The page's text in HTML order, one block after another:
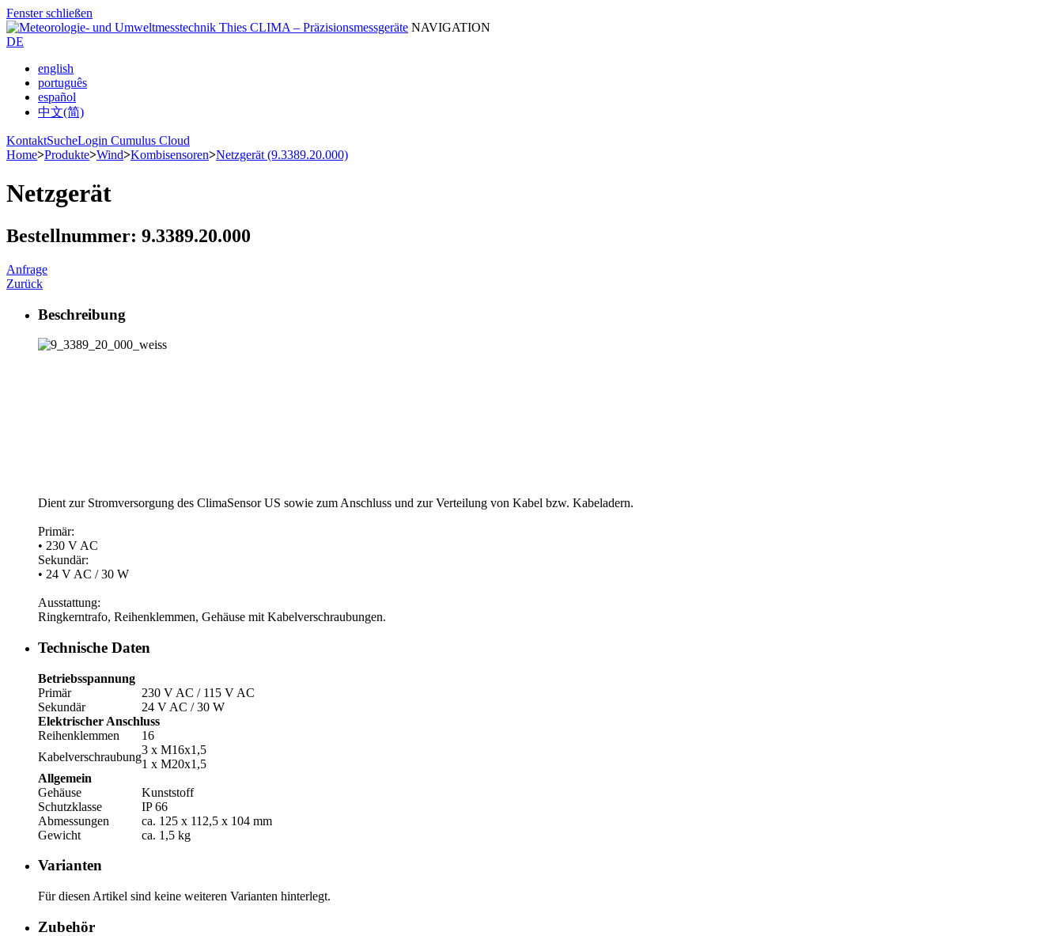
Fenster schließen
NAVIGATION
DE
english
português
español
中文(简)
KontaktSucheLogin Cumulus Cloud
Home>Produkte>Wind>Kombisensoren>Netzgerät (9.3389.20.000)
Netzgerät
Bestellnummer: 9.3389.20.000
Anfrage
Zurück
Beschreibung
Dient zur Stromversorgung des ClimaSensor US sowie zum Anschluss und zur Verteilung von Kabel bzw. Kabeladern.
Primär:
• 230 V AC
Sekundär:
• 24 V AC /­ 30 W
Ausstattung:
Ringkerntrafo, Reihenklemmen, Gehäuse mit Kabelverschraubungen.
Technische Daten
Betriebsspannung
Primär
230 V AC /­ 115 V AC
Sekundär
24 V AC /­ 30 W
Elektrischer Anschluss
Reihenklemmen
16
Kabelverschraubung
3 x M16x1,5
1 x M20x1,5
Allgemein
Gehäuse
Kunststoff
Schutzklasse
IP 66
Abmessungen
ca. 125 x 112,5 x 104 mm
Gewicht
ca. 1,5 kg
Varianten
Für diesen Artikel sind keine weiteren Varianten hinterlegt.
Zubehör